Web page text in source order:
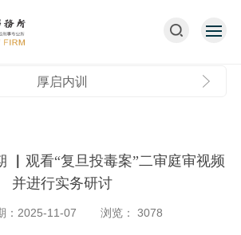
厚启内训
▏观看“复旦投毒案”二审庭审视频
并进行实务研讨​
：2025-11-07 浏览： 3078